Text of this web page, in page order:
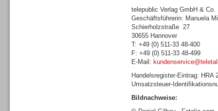
telepublic Verlag GmbH & Co.
Geschäftsführerin: Manuela
Schierholzstraße 27
30655 Hannover
T: +49 (0) 511-33 48-400
F: +49 (0) 511-33 48-499
E-Mail:
Handelsregister-Eintrag: HRA
Umsatzsteuer-
Bildnachweise: